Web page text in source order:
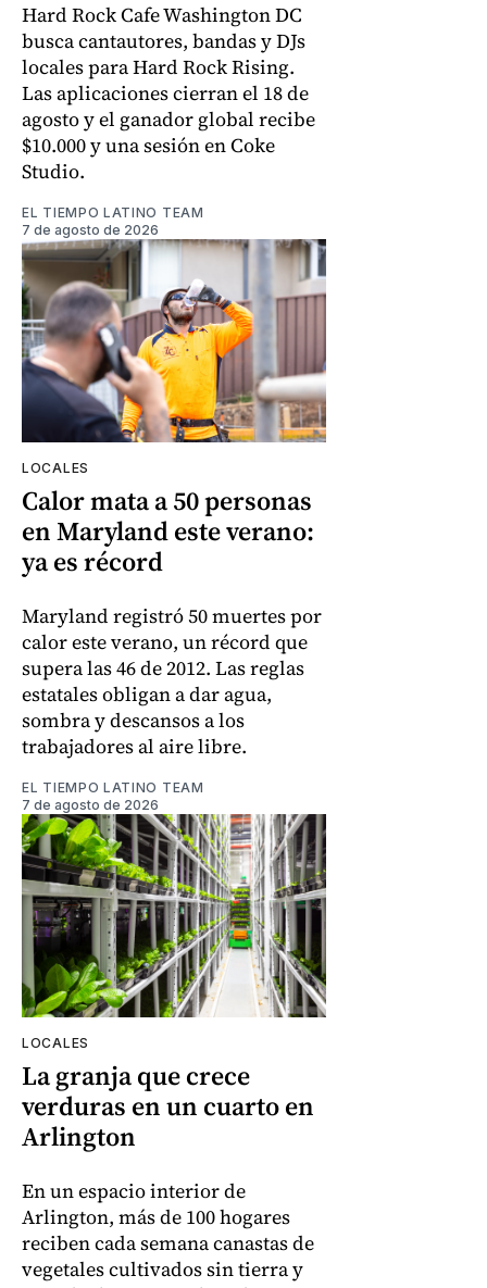
Hard Rock Cafe Washington DC
busca cantautores, bandas y DJs
locales para Hard Rock Rising.
Las aplicaciones cierran el 18 de
agosto y el ganador global recibe
$10.000 y una sesión en Coke
Studio.
EL TIEMPO LATINO TEAM
7 de agosto de 2026
LOCALES
Calor mata a 50 personas
en Maryland este verano:
ya es récord
Maryland registró 50 muertes por
calor este verano, un récord que
supera las 46 de 2012. Las reglas
estatales obligan a dar agua,
sombra y descansos a los
trabajadores al aire libre.
EL TIEMPO LATINO TEAM
7 de agosto de 2026
LOCALES
La granja que crece
verduras en un cuarto en
Arlington
En un espacio interior de
Arlington, más de 100 hogares
reciben cada semana canastas de
vegetales cultivados sin tierra y